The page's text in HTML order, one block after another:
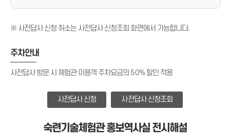
※ 사전답사 신청 취소는 사전답사 신청조회 화면에서 가능합니다.
주차안내
사전답사 방문 시 체험관 이용객 주차요금의 50% 할인 적용
사전답사 신청 사전답사 신청조회
숙련기술체험관 홍보역사실 전시해설